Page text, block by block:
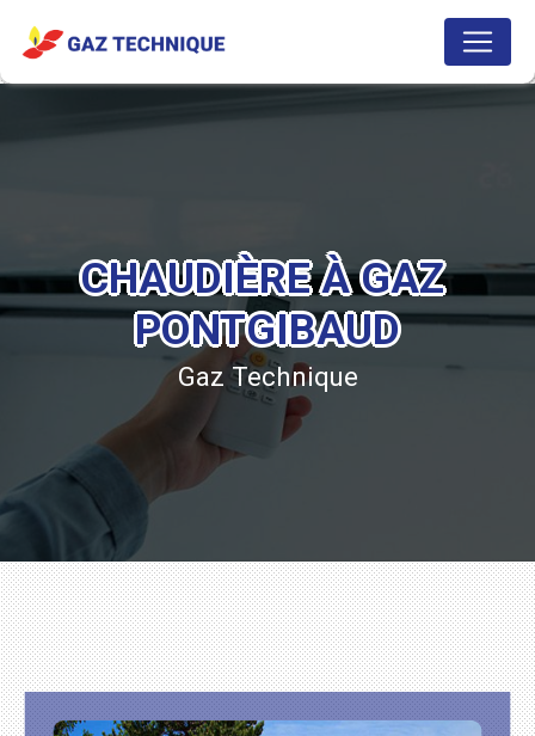
CHAUDIÈRE À GAZ
PONTGIBAUD
Gaz Technique